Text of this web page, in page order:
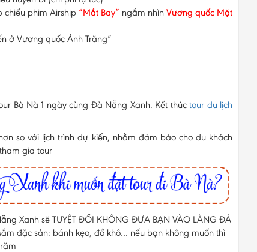
chiếu phim Airship “Mắt Bay” ngắm nhìn Vương quốc Mặt
ở Vương quốc Ánh Trăng”
Bà Nà 1 ngày cùng Đà Nẵng Xanh. Kết thúctour du lịch
so với lịch trình dự kiến, nhằm đảm bảo cho du khách
gia tour
Xanh sẽ TUYỆT ĐỐI KHÔNG ĐƯA BẠN VÀO LÀNG ĐÁ
đặc sản: bánh kẹo, đồ khô… nếu bạn không muốn thì